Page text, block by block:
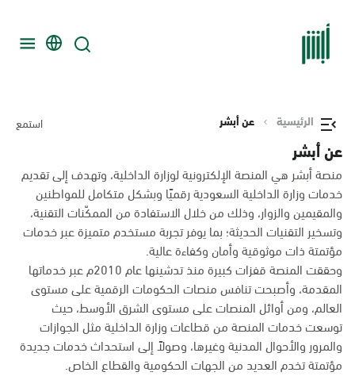
الرئيسية عن أبشر استمع
عن أبشر
منصة أبشر هي المنصة الإلكترونية لوزارة الداخلية، وتهدف إلى تقديم
خدمات وزارة الداخلية السعودية رقميًا وبشكل متكامل للمواطنين
والمقيمين والزوار، وذلك من خلال الاستفادة من الممكّنات التقنية،
وتسخير التقنيات الحديثة؛ بما يوفر تجربة مستخدم متميزة عبر خدمات
مؤتمتة ذات موثوقية وأمان وكفاءة عالية.
وحققت المنصة قفزات كبيرة منذ تدشينها عام 2010م عبر خدماتها
المقدمة، وأصبحت تنافس منصات الحكومات الرقمية على مستوى
العالم، ومن أوائل المنصات على مستوى الشرق الأوسط، حيث
توسعت خدمات المنصة من قطاعات وزارة الداخلية مثل الجوازات
والمرور والأحوال المدنية وغيرها، وصولاً إلى استحداث خدمات جديدة
مؤتمتة تخدم العديد من الجهات الحكومية والقطاع الخاص.